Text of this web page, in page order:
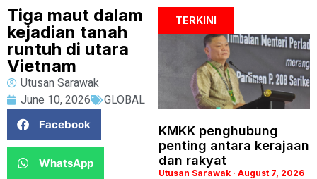
Tiga maut dalam
kejadian tanah
runtuh di utara
Vietnam
Utusan Sarawak
June 10, 2026
GLOBAL
Facebook
WhatsApp
TERKINI
KMKK penghubung
penting antara kerajaan
dan rakyat
Utusan Sarawak August 7, 2026